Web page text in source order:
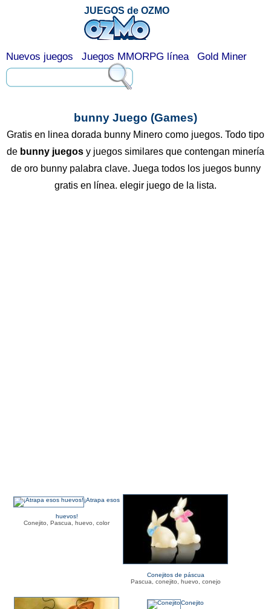
bunny Juego (Games)
Gratis en linea dorada bunny Minero como juegos. Todo tipo
de bunny juegos y juegos similares que contengan minería
de oro bunny palabra clave. Juega todos los juegos bunny
gratis en línea. elegir juego de la lista.
¡Atrapa esos
huevos!
Conejito, Pascua, huevo, color
Conejitos de páscua
Pascua, conejito, huevo, conejo
Conejito
JUEGOS de OZMO
Nuevos juegos Juegos MMORPG línea Gold Miner